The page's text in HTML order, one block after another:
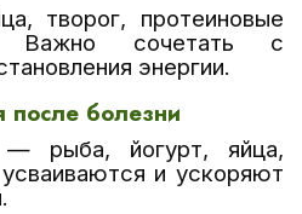
творог, протеиновые
Важно сочетать с
энергии.
после болезни
— рыба, йогурт, яйца,
и ускоряют